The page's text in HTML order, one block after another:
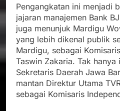
Pengangkatan ini menjadi
jajaran manajemen Bank
juga menunjuk Mardigu
yang lebih dikenal publik
Mardigu, sebagai
Taswin Zakaria. Tak hanya
Sekretaris Daerah Jawa
mantan Direktur Utama
sebagai Komisaris